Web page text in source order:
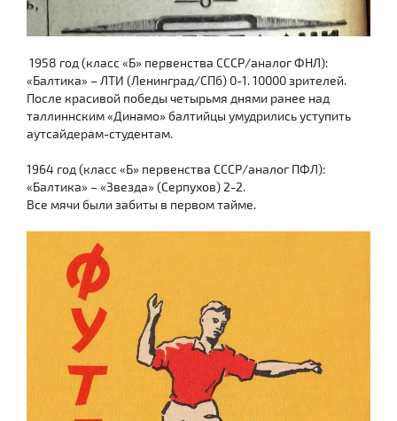
1958 год (класс «Б» первенства СССР/аналог ФНЛ):
«Балтика» – ЛТИ (Ленинград/СПб) 0-1. 10000 зрителей.
После красивой победы четырьмя днями ранее над
таллиннским «Динамо» балтийцы умудрились уступить
аутсайдерам-студентам.
1964 год (класс «Б» первенства СССР/аналог ПФЛ):
«Балтика» – «Звезда» (Серпухов) 2-2.
Все мячи были забиты в первом тайме.